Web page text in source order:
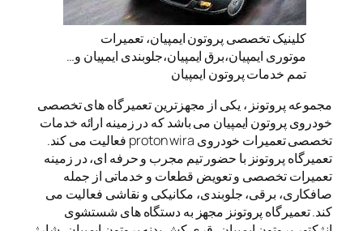
کلینیک تخصصی پروتون ایمپیان، تعمیرات
موتوری ایمپیان،برق ایمپیان،جلوبندی ایمپیان و…
تمم خدمات پروتون ایمپیان
مجموعه پروتونز ، یکی از مجهزترین تعمیرگاه های تخصصی
خودروی پروتون ایمپیان می باشد که در زمینه ارائه خدمات
تخصصی تعمیرات خودروی proton wira فعالیت می کند.
تعمیرگاه پروتونز با حضور تیم مجرب و حرفه ای، در زمینه
تعمیرات تخصصی و تعویض قطعات و خدماتی از جمله
صافکاری، برقی، جلوبندی، مکانیکی و نقاشی فعالیت می
کند. تعمیرگاه پروتونز مجهز به دستگاه های شستشوی